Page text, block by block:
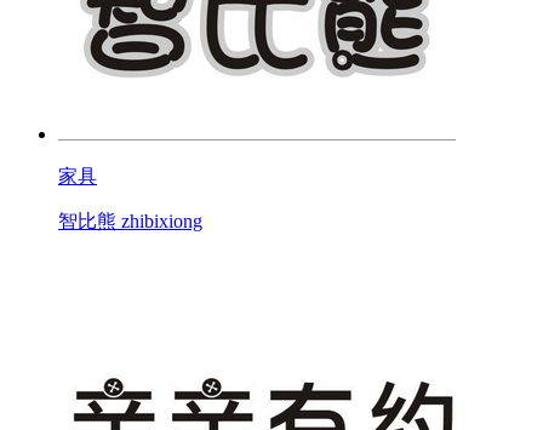
家具
智比熊 zhibixiong